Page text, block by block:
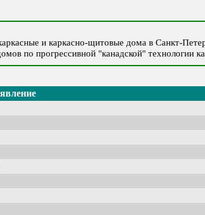
и каркасно-щитовые дома в Санкт-
по прогрессивной "канадской" технологии